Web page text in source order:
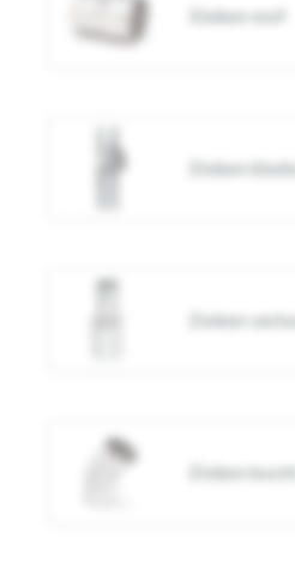
Zinken mof
Zinken
Zinken
Zinken bocht